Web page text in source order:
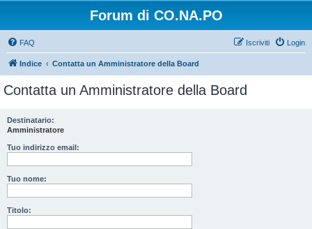
Forum di CO.NA.PO
FAQ Login
Iscriviti
Indice Contatta un Amministratore della Board
Contatta un Amministratore della Board
Destinatario:
Amministratore
Tuo indirizzo email:
Tuo nome:
Titolo: